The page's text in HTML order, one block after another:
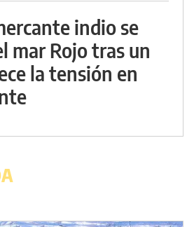
indio se
mar Rojo tras un
la tensión en